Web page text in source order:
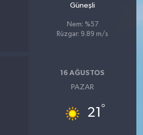
Güneşli
Nem: %57
Rüzgar: 9.89 m/s
16 AĞUSTOS
PAZAR
21 °